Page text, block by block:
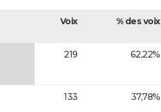
Voix % des voix
219 62,22%
133 37,78%